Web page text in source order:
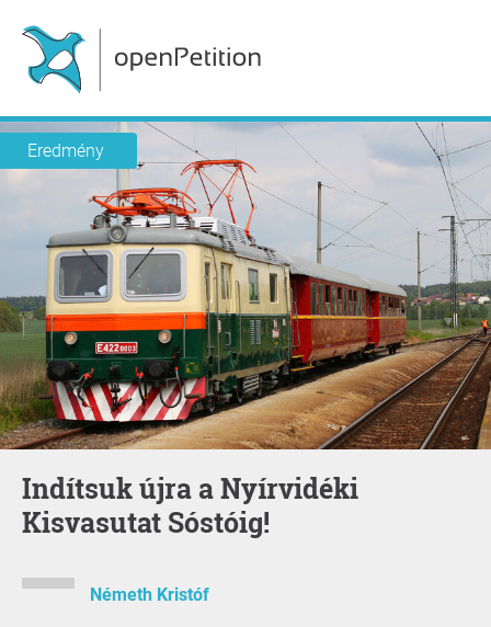
Eredmény
Indítsuk újra a Nyírvidéki
Kisvasutat Sóstóig!
Németh Kristóf